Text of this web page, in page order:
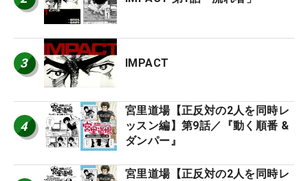
3 IMPACT
4
宮里道場【正反対の2人を同時レ
ッスン編】第9話／『動く順番 &
ダンパー』
宮里道場【正反対の2人を同時レ